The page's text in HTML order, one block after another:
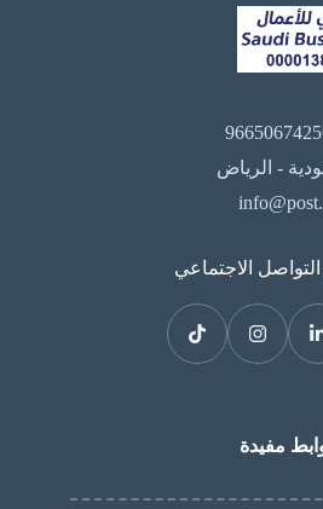
- الرياض
التواصل الاجتماعي
مفيدة